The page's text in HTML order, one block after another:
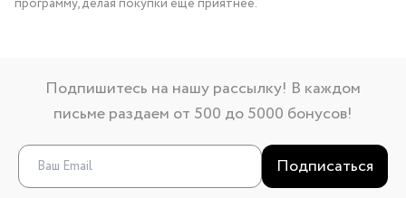
Подпишитесь на нашу рассылку! В каждом
письме раздаем от 500 до 5000 бонусов!
Подписаться